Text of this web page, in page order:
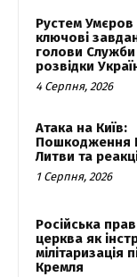
Рустем Умєров
ключові
голови Служби
розвідки
4 Серпня, 2026
Атака на Київ:
Пошкодження
Литви та
1 Серпня, 2026
Російська
церква як
мілітаризація
Кремля